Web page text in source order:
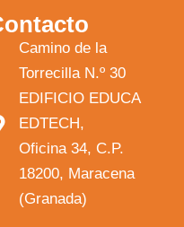
Camino de la
Torrecilla N.º 30
EDIFICIO EDUCA
EDTECH,
Oficina 34, C.P.
18200, Maracena
(Granada)